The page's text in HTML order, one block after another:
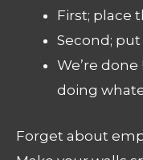
First; place
Second;
We’re done
doing
Forget about